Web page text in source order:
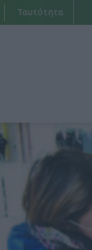
Ταυτότητα